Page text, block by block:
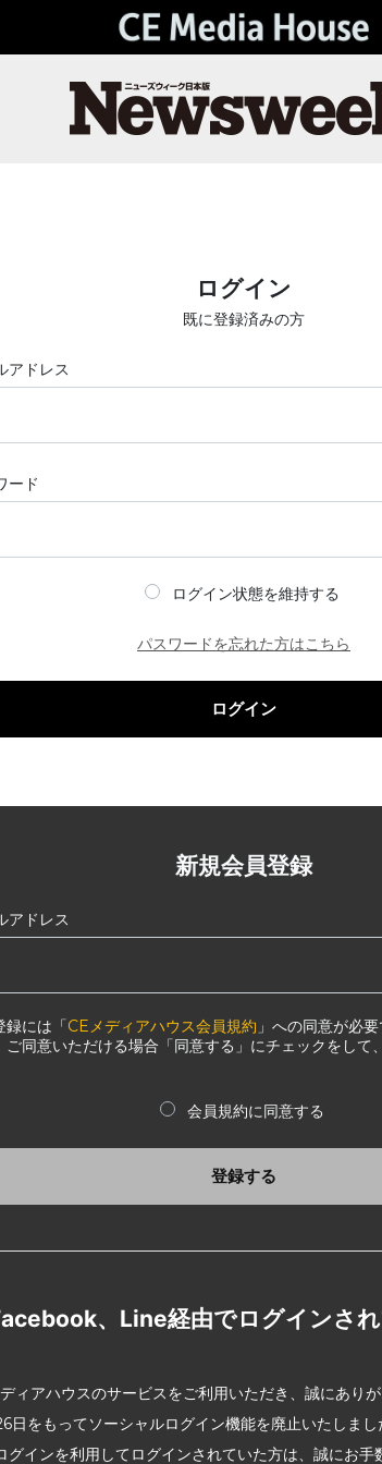
ログイン
既に登録済みの方
アドレス
ード
ログイン状態を維持する
パスワードを忘れた方はこちら
ログイン
新規会員登録
アドレス
録には「CEメディアハウス会員規約 」への同意が必
ご同意いただける場合「同意する」にチェックをして
会員規約に同意する
登録する
、Line経由でログインさ
ィアハウスのサービスをご利用いただき、誠にありが
日をもってソーシャルログイン機能を廃止いたしまし
グインを利用してログインされていた方は、誠にお手